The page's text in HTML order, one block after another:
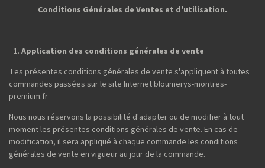
Conditions Générales de Ventes et d'utilisation.
Application des conditions générales de vente
Les présentes conditions générales de vente s'appliquent à toutes
commandes passées sur le site Internet bloumerys-montres-
premium.fr
Nous nous réservons la possibilité d'adapter ou de modifier à tout
moment les présentes conditions générales de vente. En cas de
modification, il sera appliqué à chaque commande les conditions
générales de vente en vigueur au jour de la commande.